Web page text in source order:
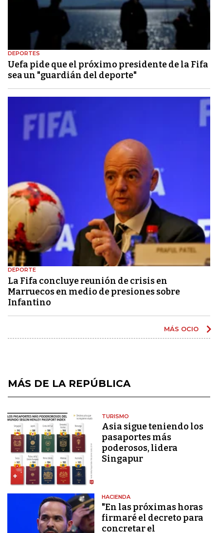
DEPORTES
Uefa pide que el próximo presidente de la Fifa
sea un "guardián del deporte"
DEPORTE
La Fifa concluye reunión de crisis en
Marruecos en medio de presiones sobre
Infantino
MÁS OCIO
MÁS DE LA REPÚBLICA
TURISMO
Asia sigue teniendo los
pasaportes más
poderosos, lidera
Singapur
HACIENDA
"En las próximas horas
firmaré el decreto para
concretar el